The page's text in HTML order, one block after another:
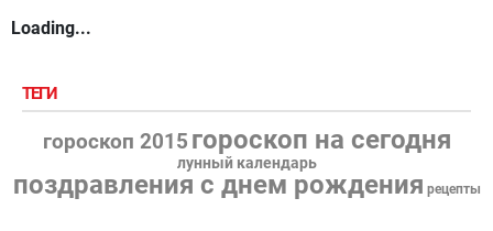
Loading...
ТЕГИ
гороскоп 2015 гороскоп на сегодня
лунный календарь
поздравления с днем рождения рецепты